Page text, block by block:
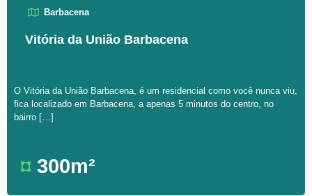
Barbacena
Vitória da União Barbacena
O Vitória da União Barbacena, é um residencial como você nunca viu,
fica localizado em Barbacena, a apenas 5 minutos do centro, no
bairro […]
300m²